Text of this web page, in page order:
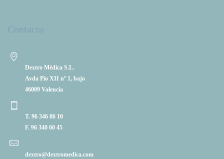
Dextro Médica S.L.
Avda Pío XII nº 1, bajo
46009 Valencia
T. 96 346 86 10
F. 96 340 60 45
dextro@dextromedica.com